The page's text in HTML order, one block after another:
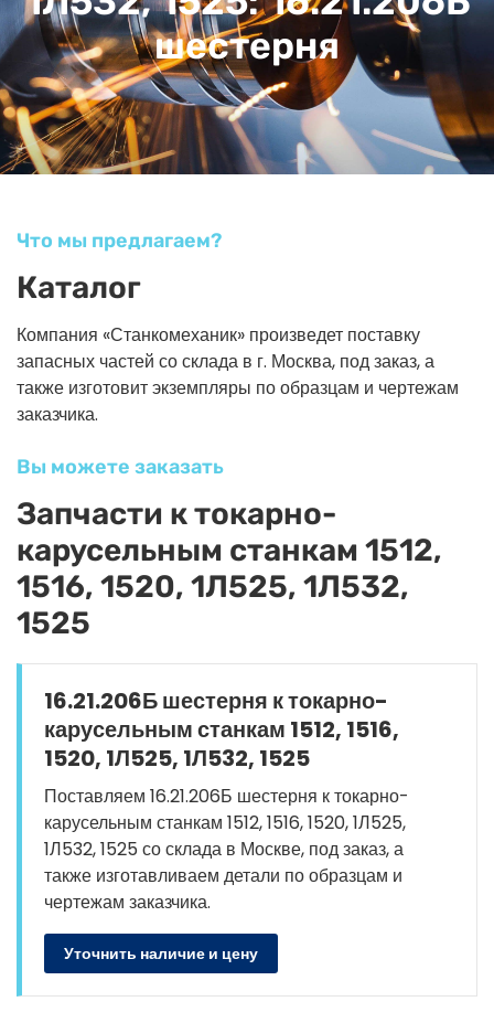
шестерня
Что мы предлагаем?
Каталог
Компания «Станкомеханик» произведет поставку
запасных частей со склада в г. Москва, под заказ, а
также изготовит экземпляры по образцам и чертежам
заказчика.
Вы можете заказать
Запчасти к токарно-
карусельным станкам 1512,
1516, 1520, 1Л525, 1Л532,
1525
16.21.206Б шестерня к токарно-
карусельным станкам 1512, 1516,
1520, 1Л525, 1Л532, 1525
Поставляем 16.21.206Б шестерня к токарно-
карусельным станкам 1512, 1516, 1520, 1Л525,
1Л532, 1525 со склада в Москве, под заказ, а
также изготавливаем детали по образцам и
чертежам заказчика.
Уточнить наличие и цену